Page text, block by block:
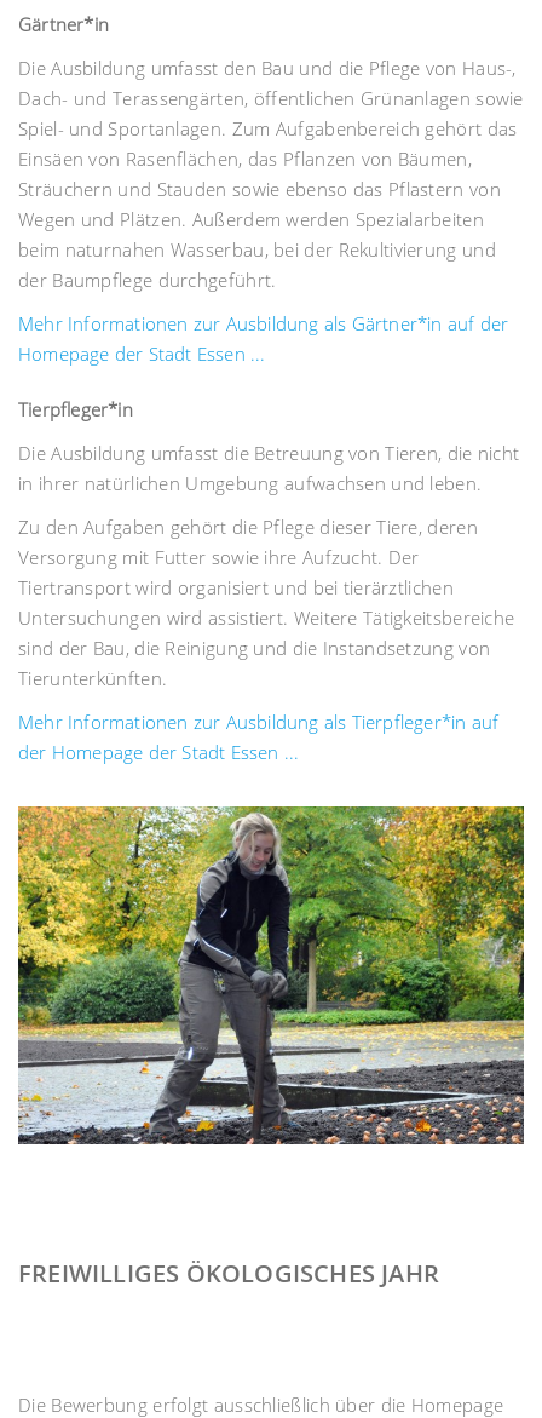
Gärtner*in
Die Ausbildung umfasst den Bau und die Pflege von Haus-,
Dach- und Terassengärten, öffentlichen Grünanlagen sowie
Spiel- und Sportanlagen. Zum Aufgabenbereich gehört das
Einsäen von Rasenflächen, das Pflanzen von Bäumen,
Sträuchern und Stauden sowie ebenso das Pflastern von
Wegen und Plätzen. Außerdem werden Spezialarbeiten
beim naturnahen Wasserbau, bei der Rekultivierung und
der Baumpflege durchgeführt.
Mehr Informationen zur Ausbildung als Gärtner*in auf der
Homepage der Stadt Essen ...
Tierpfleger*in
Die Ausbildung umfasst die Betreuung von Tieren, die nicht
in ihrer natürlichen Umgebung aufwachsen und leben.
Zu den Aufgaben gehört die Pflege dieser Tiere, deren
Versorgung mit Futter sowie ihre Aufzucht. Der
Tiertransport wird organisiert und bei tierärztlichen
Untersuchungen wird assistiert. Weitere Tätigkeitsbereiche
sind der Bau, die Reinigung und die Instandsetzung von
Tierunterkünften.
Mehr Informationen zur Ausbildung als Tierpfleger*in auf
der Homepage der Stadt Essen ...
FREIWILLIGES ÖKOLOGISCHES JAHR
Die Bewerbung erfolgt ausschließlich über die Homepage